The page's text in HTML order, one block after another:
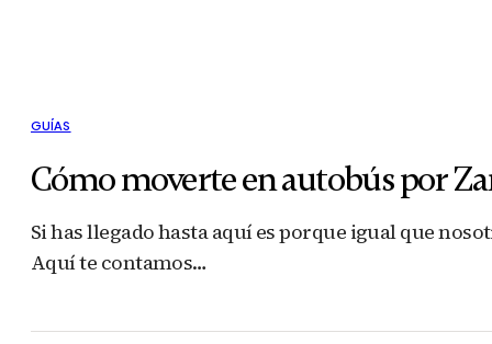
GUÍAS
Cómo moverte en autobús por
Si has llegado hasta aquí es porque igual que
Aquí te contamos…